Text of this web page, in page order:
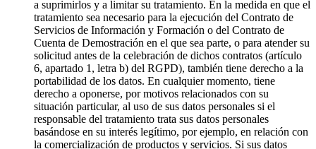
a suprimirlos y a limitar su tratamiento. En la medida en que el
tratamiento sea necesario para la ejecución del Contrato de
Servicios de Información y Formación o del Contrato de
Cuenta de Demostración en el que sea parte, o para atender su
solicitud antes de la celebración de dichos contratos (artículo
6, apartado 1, letra b) del RGPD), también tiene derecho a la
portabilidad de los datos. En cualquier momento, tiene
derecho a oponerse, por motivos relacionados con su
situación particular, al uso de sus datos personales si el
responsable del tratamiento trata sus datos personales
basándose en su interés legítimo, por ejemplo, en relación con
la comercialización de productos y servicios. Si sus datos